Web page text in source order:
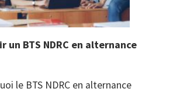
un BTS NDRC en alternance
le BTS NDRC en alternance